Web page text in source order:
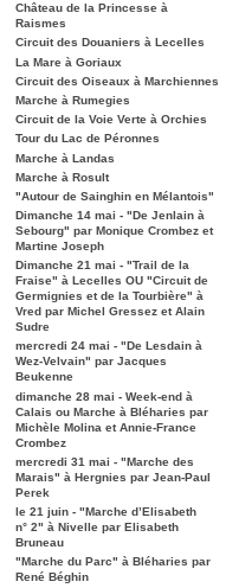
Château de la Princesse à
Raismes
Circuit des Douaniers à Lecelles
La Mare à Goriaux
Circuit des Oiseaux à Marchiennes
Marche à Rumegies
Circuit de la Voie Verte à Orchies
Tour du Lac de Péronnes
Marche à Landas
Marche à Rosult
"Autour de Sainghin en Mélantois"
Dimanche 14 mai - "De Jenlain à
Sebourg" par Monique Crombez et
Martine Joseph
Dimanche 21 mai - "Trail de la
Fraise" à Lecelles OU "Circuit de
Germignies et de la Tourbière" à
Vred par Michel Gressez et Alain
Sudre
mercredi 24 mai - "De Lesdain à
Wez-Velvain" par Jacques
Beukenne
dimanche 28 mai - Week-end à
Calais ou Marche à Bléharies par
Michèle Molina et Annie-France
Crombez
mercredi 31 mai - "Marche des
Marais" à Hergnies par Jean-Paul
Perek
le 21 juin - "Marche d’Elisabeth
n° 2" à Nivelle par Elisabeth
Bruneau
"Marche du Parc" à Bléharies par
René Béghin